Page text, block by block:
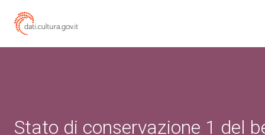
Stato di conservazione 1 del